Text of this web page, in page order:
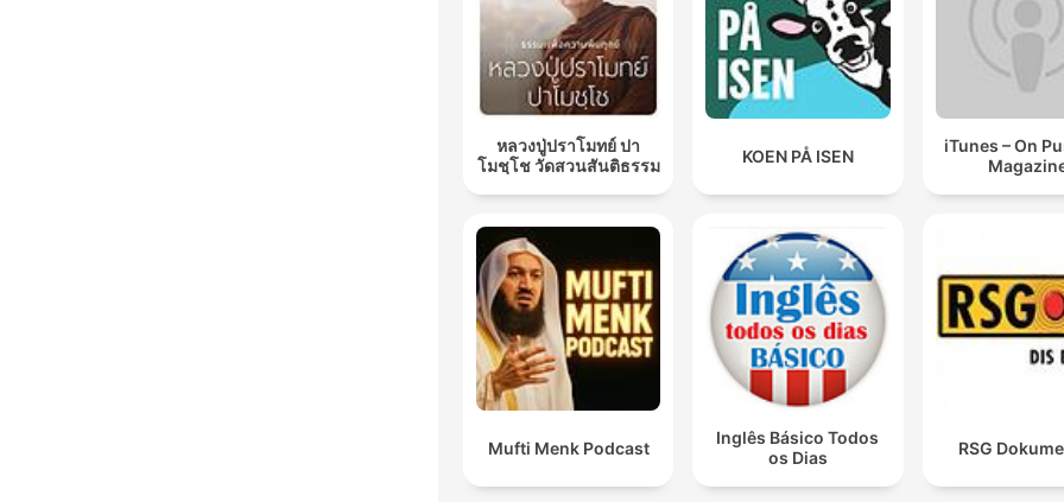
หลวงปู่ปราโมทย์ ปา
โมชฺโช วัดสวนสันติธรรม
KOEN PÅ ISEN
iTunes – On
Mufti Menk Podcast
Inglês Básico Todos
os Dias
RSG